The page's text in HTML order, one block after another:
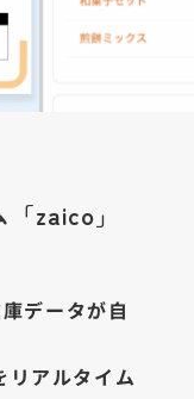
zaico」
データが自
リアルタイム